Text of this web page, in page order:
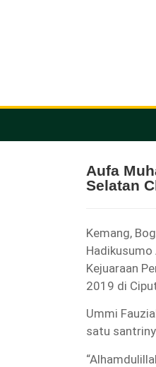
Aufa
Selatan
Kemang,
Kejuaraan
2019 di
Ummi
satu